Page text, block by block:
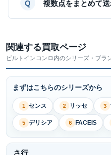
複数点をまとめて
関連する買取ページ
ビルトインコンロ内のシリーズ・ブラ
まずはこちらのシリーズから
1 センス 2 リッセ 3
5 デリシア 6 FACEIS
さ行